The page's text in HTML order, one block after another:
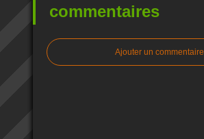
commentaires
Ajouter un commentaire